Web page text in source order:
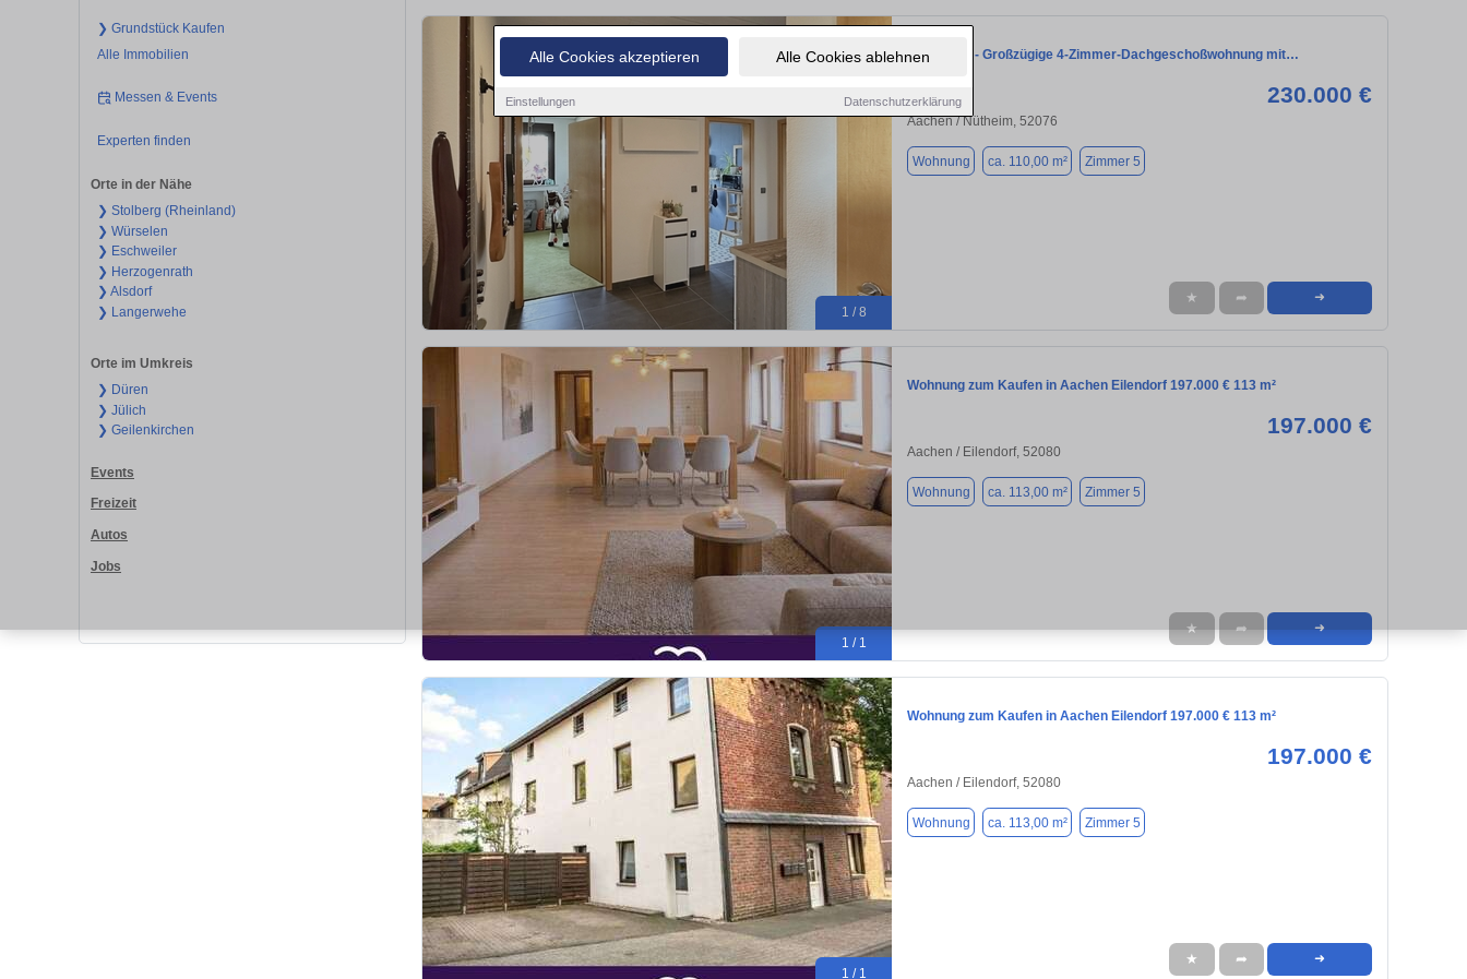
Alle Cookies akzeptieren Alle Cookies ablehnen
Einstellungen Datenschutzerklärung
❯ Grundstück Kaufen
Alle Immobilien
Messen & Events
Experten finden
Orte in der Nähe
❯ Stolberg (Rheinland)
❯ Würselen
❯ Eschweiler
❯ Herzogenrath
❯ Alsdorf
❯ Langerwehe
Orte im Umkreis
❯ Düren
❯ Jülich
❯ Geilenkirchen
Events
Freizeit
Autos
Jobs
1 / 8
JÄSCHKE - Großzügige 4-Zimmer-Dachgeschoßwohnung mit…
230.000 €
Aachen / Nütheim, 52076
Wohnung ca. 110,00 m² Zimmer 5
★ ➦ ➜
1 / 1
Wohnung zum Kaufen in Aachen Eilendorf 197.000 € 113 m²
197.000 €
Aachen / Eilendorf, 52080
Wohnung ca. 113,00 m² Zimmer 5
★ ➦ ➜
1 / 1
Wohnung zum Kaufen in Aachen Eilendorf 197.000 € 113 m²
197.000 €
Aachen / Eilendorf, 52080
Wohnung ca. 113,00 m² Zimmer 5
★ ➦ ➜